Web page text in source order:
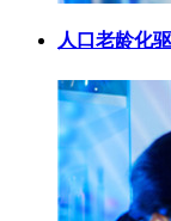
人口老龄化